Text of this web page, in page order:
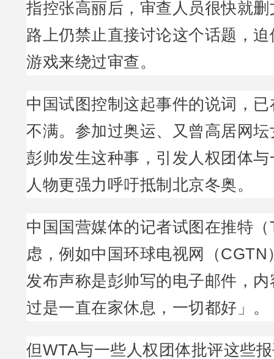
指控张高丽后，审查人员很快就
路上仍禁止直接讨论这个话题，
游戏来绕过审查。
中国试图控制这起事件的说词，
不满。参加过奥运、又曾高居网
彭帅发生这种事，引发人权团体
人物更强力呼吁抵制北京冬奥。
中国国营媒体的记者试图在推特
虑，例如中国环球电视网（CGTN
发布声称是彭帅写的电子邮件，
过是一直在家休息，一切都好」。
但WTA与一些人权团体批评这些